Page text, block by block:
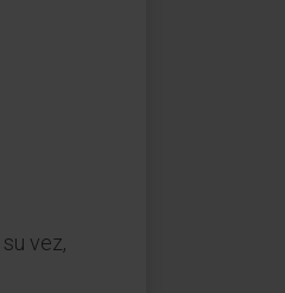
vez,